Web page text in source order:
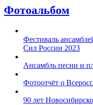
Фотоальбом
Фестиваль
Сил России 2023
Ансамбль песни и
Фотоотчёт о
90 лет